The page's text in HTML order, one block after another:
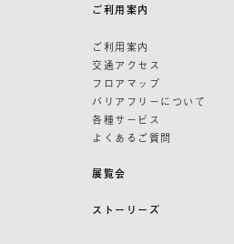
ご利用案内
ご利用案内
交通アクセス
フロアマップ
バリアフリーについて
各種サービス
よくあるご質問
展覧会
ストーリーズ